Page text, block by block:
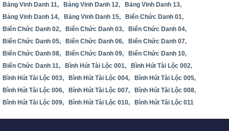
Bảng Vinh Danh 11,
Bảng Vinh Danh 12,
Bảng Vinh Danh 13,
Bảng Vinh Danh 14,
Bảng Vinh Danh 15,
Biển Chức Danh 01,
Biển Chức Danh 02,
Biển Chức Danh 03,
Biển Chức Danh 04,
Biển Chức Danh 05,
Biển Chức Danh 06,
Biển Chức Danh 07,
Biển Chức Danh 08,
Biển Chức Danh 09,
Biển Chức Danh 10,
Biển Chức Danh 11,
Bình Hút Tài Lộc 001,
Bình Hút Tài Lộc 002,
Bình Hút Tài Lộc 003,
Bình Hút Tài Lộc 004,
Bình Hút Tài Lộc 005,
Bình Hút Tài Lộc 006,
Bình Hút Tài Lộc 007,
Bình Hút Tài Lộc 008,
Bình Hút Tài Lộc 009,
Bình Hút Tài Lộc 010, Bình Hút Tài Lộc 011